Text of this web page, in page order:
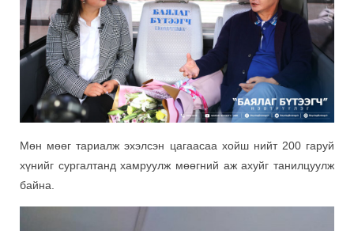
Мөн мөөг тариалж эхэлсэн цагаасаа хойш нийт 200 гаруй
хүнийг сургалтанд хамруулж мөөгний аж ахуйг танилцуулж
байна.